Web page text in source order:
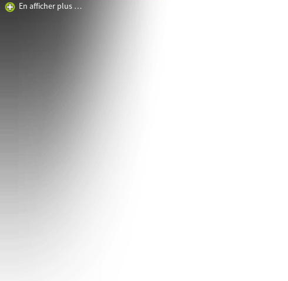
En afficher plus …